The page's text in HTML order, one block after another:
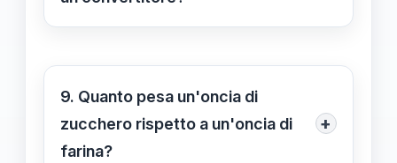
Non utilizzare un convertitore può
compromettendo la riuscita dei piatti
e potenzialmente rovinando le ricette.
9. Quanto pesa un'oncia di
zucchero rispetto a un'oncia di
farina?
+